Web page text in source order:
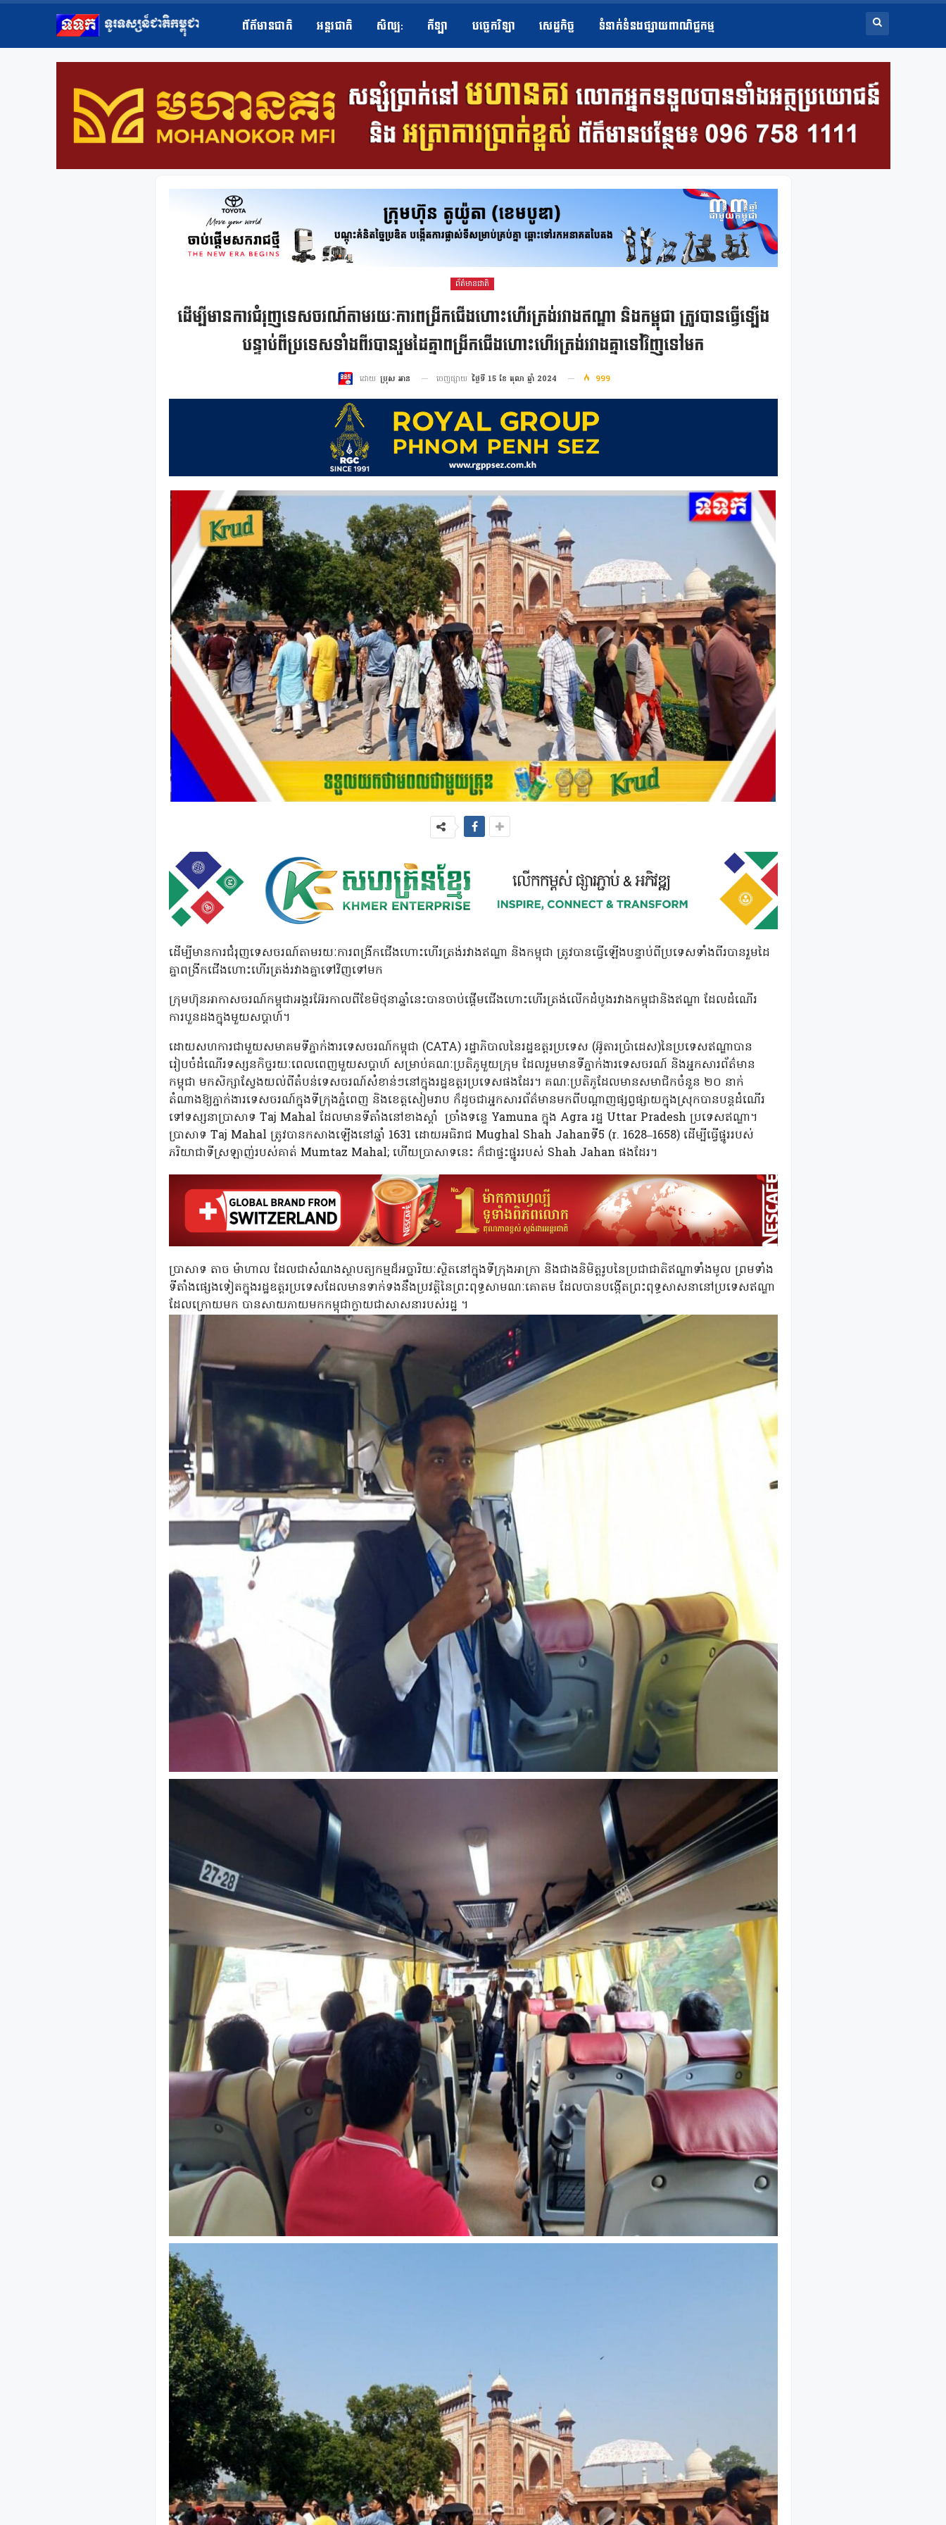
ព័ត៌មានជាតិ អន្តរជាតិ សិល្ប​: កីឡា បច្ចេកវិទ្យា សេដ្ឋកិច្ច ទំនាក់ទំនងផ្សាយពាណិជ្ជកម្ម
ព័ត៌មានជាតិ
ដើម្បីមានការជំរុញទេសចរណ៍តាមរយៈការពង្រីកជើងហោះហើរត្រង់រវាងឥណ្ឌា និងកម្ពុជា ត្រូវបានធ្វើឡើង
បន្ទាប់ពីប្រទេសទាំងពីរបានរួមដៃគ្នាពង្រីកជើងហោះហើរត្រង់រវាងគ្នាទៅវិញទៅមក
ដោយ ប្រុស អាន ចេញផ្សាយ ថ្ងៃទី 15 ខែ តុលា ឆ្នាំ 2024 999
ដើម្បីមានការជំរុញទេសចរណ៍តាមរយៈការពង្រីកជើងហោះហើរត្រង់រវាងឥណ្ឌា និងកម្ពុជា ត្រូវបានធ្វើឡើងបន្ទាប់ពីប្រទេសទាំងពីរបានរួមដៃ
គ្នាពង្រីកជើងហោះហើរត្រង់រវាងគ្នាទៅវិញទៅមក
ក្រុមហ៊ុនអាកាសចរណ៍កម្ពុជាអង្គរអ៊ែរកាលពីខែមិថុនាឆ្នាំនេះបានចាប់ផ្តើមជើងហោះហើរត្រង់លើកដំបូងរវាងកម្ពុជានិងឥណ្ឌា ដែលដំណើរ
ការបួនដងក្នុងមួយសប្តាហ៍។
ដោយសហការជាមួយសមាគមទីភ្នាក់ងារទេសចរណ៍កម្ពុជា (CATA) រដ្ឋាភិបាលនៃរដ្ឋឧត្តរប្រទេស (អ៊ូតារប៉្រាដេស)នៃប្រទេសឥណ្ឌាបាន
រៀបចំដំណើរទស្សនកិច្ចរយៈពេលពេញមួយសប្តាហ៍ សម្រាប់គណៈប្រតិភូមួយក្រុម ដែលរួមមានទីភ្នាក់ងារទេសចរណ៍ និងអ្នកសារព័ត៌មាន
កម្ពុជា មកសិក្សាស្វែងយល់ពីតំបន់ទេសចរណ៍សំខាន់ៗនៅក្នុងរដ្ឋឧត្តរប្រទេសផងដែរ។ គណៈប្រតិភូដែលមានសមាជិកចំនួន ២០ នាក់
តំណាងឱ្យភ្នាក់ងារទេសចរណ៍ក្នុងទីក្រុងភ្នំពេញ និងខេត្តសៀមរាប ក៏ដូចជាអ្នកសារព័ត៌មានមកពីបណ្តាញផ្សព្វផ្សាយក្នុងស្រុកបានបន្តដំណើរ
ទៅទស្សនាប្រាសាទ Taj Mahal ដែលមានទីតាំងនៅខាងស្ដាំ ច្រាំងទន្លេ Yamuna ក្នុង Agra រដ្ឋ Uttar Pradesh ប្រទេសឥណ្ឌា។
ប្រាសាទ Taj Mahal ត្រូវបានកសាងឡើងនៅឆ្នាំ 1631 ដោយអធិរាជ Mughal Shah Jahanទី5 (r. 1628–1658) ដើម្បីធ្វើផ្នូររបស់
ភរិយាជាទីស្រឡាញ់របស់គាត់ Mumtaz Mahal; ហើយប្រាសាទនេះ ក៏ជាផ្ទះផ្នូររបស់ Shah Jahan ផងដែរ។
ប្រាសាទ តាច ម៉ាហាល ដែលជាសំណងស្ថាបត្យកម្មដ៏អច្ឋារិយៈស្ថិតនៅក្នុងទីក្រុងអាក្រា និងជាងនិមិត្តរូបនៃប្រជាជាតិឥណ្ឌាទាំងមូល ព្រមទាំង
ទីតាំងផ្សេងទៀតក្នុងរដ្ឋឧត្តរប្រទេសដែលមានទាក់ទងនឹងប្រវត្តិនៃព្រះពុទ្ធសាមណៈគោតម ដែលបានបង្កើតព្រះពុទ្ធសាសនានៅប្រទេសឥណ្ឌា
ដែលក្រោយមក បានសាយភាយមកកម្ពុជាក្លាយជាសាសនារបស់រដ្ឋ ។